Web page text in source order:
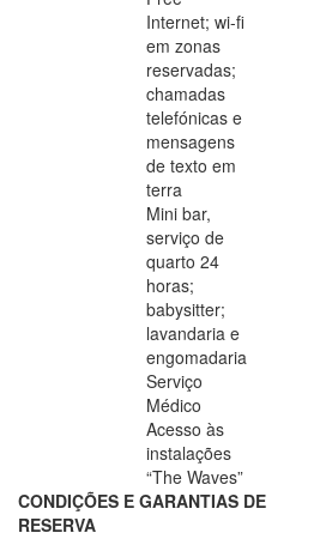
Internet; wi-fi
em zonas
reservadas;
chamadas
telefónicas e
mensagens
de texto em
terra
Mini bar,
serviço de
quarto 24
horas;
babysitter;
lavandaria e
engomadaria
Serviço
Médico
Acesso às
instalações
“The Waves”
CONDIÇÕES E GARANTIAS DE
RESERVA